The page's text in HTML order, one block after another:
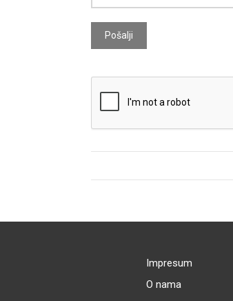
Pošalji
Impresum
O nama